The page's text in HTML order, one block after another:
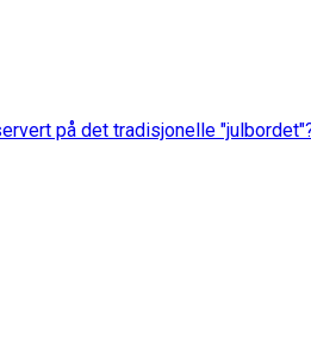
på det tradisjonelle